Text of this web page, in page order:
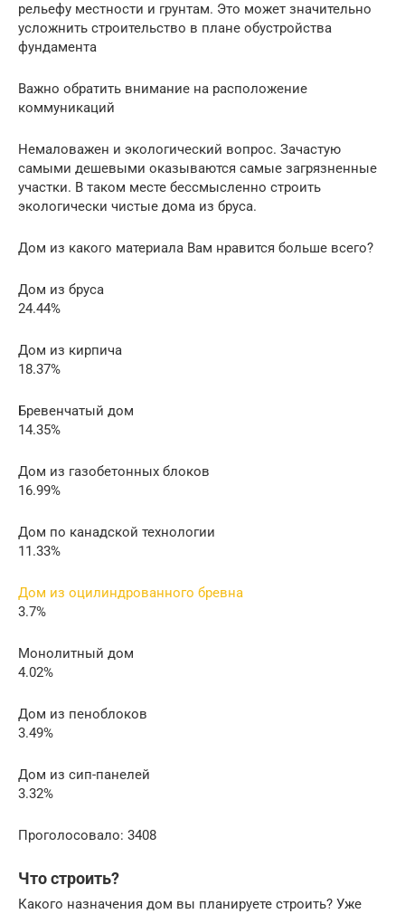
рельефу местности и грунтам. Это может значительно
усложнить строительство в плане обустройства
фундамента
Важно обратить внимание на расположение
коммуникаций
Немаловажен и экологический вопрос. Зачастую
самыми дешевыми оказываются самые загрязненные
участки. В таком месте бессмысленно строить
экологически чистые дома из бруса.
Дом из какого материала Вам нравится больше всего?
Дом из бруса
24.44%
Дом из кирпича
18.37%
Бревенчатый дом
14.35%
Дом из газобетонных блоков
16.99%
Дом по канадской технологии
11.33%
Дом из оцилиндрованного бревна
3.7%
Монолитный дом
4.02%
Дом из пеноблоков
3.49%
Дом из сип-панелей
3.32%
Проголосовало: 3408
Что строить?
Какого назначения дом вы планируете строить? Уже